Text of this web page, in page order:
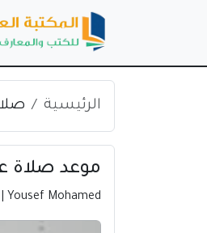
الرئيسية
موعد صلاة عيد الفطر
Yousef Mohamed